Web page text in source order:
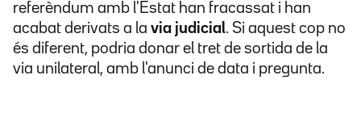
referèndum amb l'Estat han fracassat i han
acabat derivats a la via judicial. Si aquest cop no
és diferent, podria donar el tret de sortida de la
via unilateral, amb l'anunci de data i pregunta.